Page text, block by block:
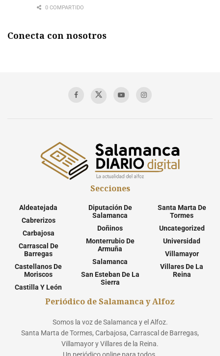
0 COMPARTIDO
Conecta con nosotros
Secciones
Aldeatejada
Cabrerizos
Carbajosa
Carrascal De
Barregas
Castellanos De
Moriscos
Castilla Y León
Diputación De
Salamanca
Doñinos
Monterrubio De
Armuña
Salamanca
San Esteban De La
Sierra
Santa Marta De
Tormes
Uncategorized
Universidad
Villamayor
Villares De La
Reina
Periódico de Salamanca y Alfoz
Somos la voz de Salamanca y el Alfoz.
Santa Marta de Tormes, Carbajosa, Carrascal de Barregas,
Villamayor y Villares de la Reina.